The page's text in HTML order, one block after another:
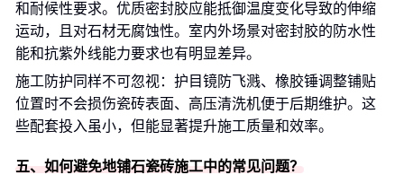
和耐候性要求。优质密封胶应能抵御温度变化导致的伸缩
运动，且对石材无腐蚀性。室内外场景对密封胶的防水性
能和抗紫外线能力要求也有明显差异。
施工防护同样不可忽视：护目镜防飞溅、橡胶锤调整铺贴
位置时不会损伤瓷砖表面、高压清洗机便于后期维护。这
些配套投入虽小，但能显著提升施工质量和效率。
五、如何避免地铺石瓷砖施工中的常见问题？